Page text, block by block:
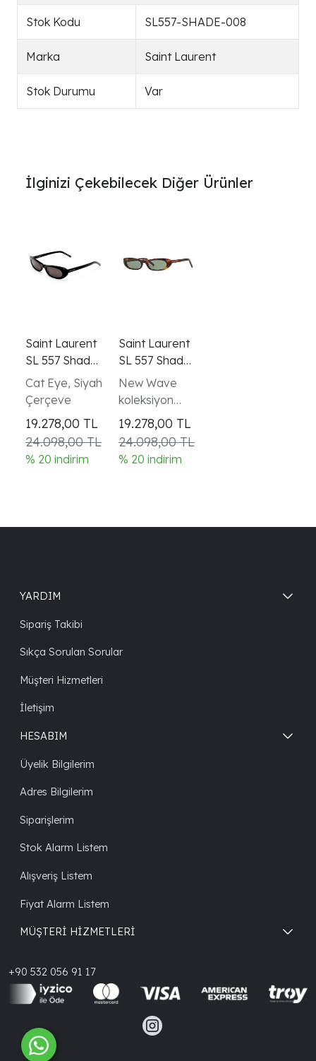
Stok Kodu SL557-SHADE-008
Marka Saint Laurent
Stok Durumu Var
İlginizi Çekebilecek Diğer Ürünler
Saint Laurent
SL 557 Shade
001 Siyah
Kadın Güneş
Gözlüğü
Cat Eye, Siyah
Çerçeve
19.278,00 TL
24.098,00 TL
% 20 indirim
Saint Laurent
SL 557 Shade
002 Havana
Yeşil Kadın
Gözlüğü
New Wave
koleksiyon
parlak havana
panthos
çerçeve
19.278,00 TL
24.098,00 TL
% 20 indirim
YARDIM
Sipariş Takibi
Sıkça Sorulan Sorular
Müşteri Hizmetleri
İletişim
HESABIM
Üyelik Bilgilerim
Adres Bilgilerim
Siparişlerim
Stok Alarm Listem
Alışveriş Listem
Fiyat Alarm Listem
MÜŞTERİ HİZMETLERİ
+90 532 056 91 17